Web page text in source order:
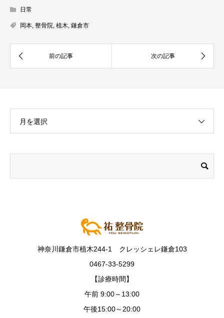
日常
岡本, 整骨院, 植木, 鎌倉市
月を選択
神奈川鎌倉市植木244-1 クレッシェレ鎌倉103
0467-33-5299
【診療時間】
午前 9:00～13:00
午後15:00～20:00